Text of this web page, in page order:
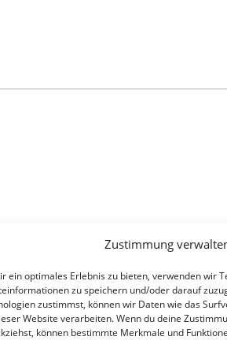
Zustimmung
ein optimales Erlebnis zu bieten, verwenden wir
zu speichern und/oder darauf
zustimmst, können wir Daten wie das
Website verarbeiten. Wenn du deine
können bestimmte Merkmale und